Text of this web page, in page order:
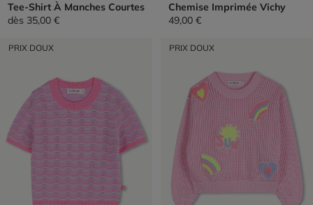
Tee-Shirt À Manches Courtes
dès 35,00 €
Chemise Imprimée Vichy
49,00 €
PRIX DOUX PRIX DOUX